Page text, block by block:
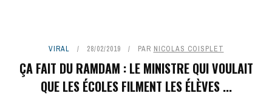
VIRAL 28/02/2019 PAR NICOLAS COISPLET
ÇA FAIT DU RAMDAM : LE MINISTRE QUI VOULAIT
QUE LES ÉCOLES FILMENT LES ÉLÈVES ...